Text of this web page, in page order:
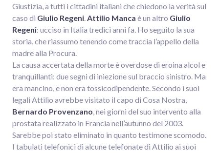
Giustizia, a tutti i cittadini italiani che chiedono la verità sul
caso di Giulio Regeni.Attilio Manca è un altro Giulio
Regeni: ucciso in Italia tredici anni fa. Ho seguito la sua
storia, che riassumo tenendo come traccia l’appello della
madre alla Procura.
La causa accertata della morte è overdose di eroina alcol e
tranquillanti: due segni di iniezione sul braccio sinistro. Ma
era mancino, e non era tossicodipendente. Secondo i suoi
legali Attilio avrebbe visitato il capo di Cosa Nostra,
Bernardo Provenzano, nei giorni del suo intervento alla
prostata realizzato in Francia nell’autunno del 2003.
Sarebbe poi stato eliminato in quanto testimone scomodo.
I tabulati telefonici di alcune telefonate di Attilio ai suoi